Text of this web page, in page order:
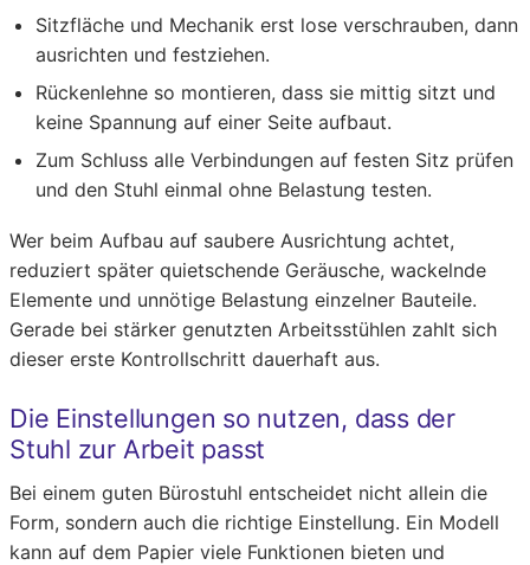
Sitzfläche und Mechanik erst lose verschrauben, dann
ausrichten und festziehen.
Rückenlehne so montieren, dass sie mittig sitzt und
keine Spannung auf einer Seite aufbaut.
Zum Schluss alle Verbindungen auf festen Sitz prüfen
und den Stuhl einmal ohne Belastung testen.
Wer beim Aufbau auf saubere Ausrichtung achtet,
reduziert später quietschende Geräusche, wackelnde
Elemente und unnötige Belastung einzelner Bauteile.
Gerade bei stärker genutzten Arbeitsstühlen zahlt sich
dieser erste Kontrollschritt dauerhaft aus.
Die Einstellungen so nutzen, dass der
Stuhl zur Arbeit passt
Bei einem guten Bürostuhl entscheidet nicht allein die
Form, sondern auch die richtige Einstellung. Ein Modell
kann auf dem Papier viele Funktionen bieten und